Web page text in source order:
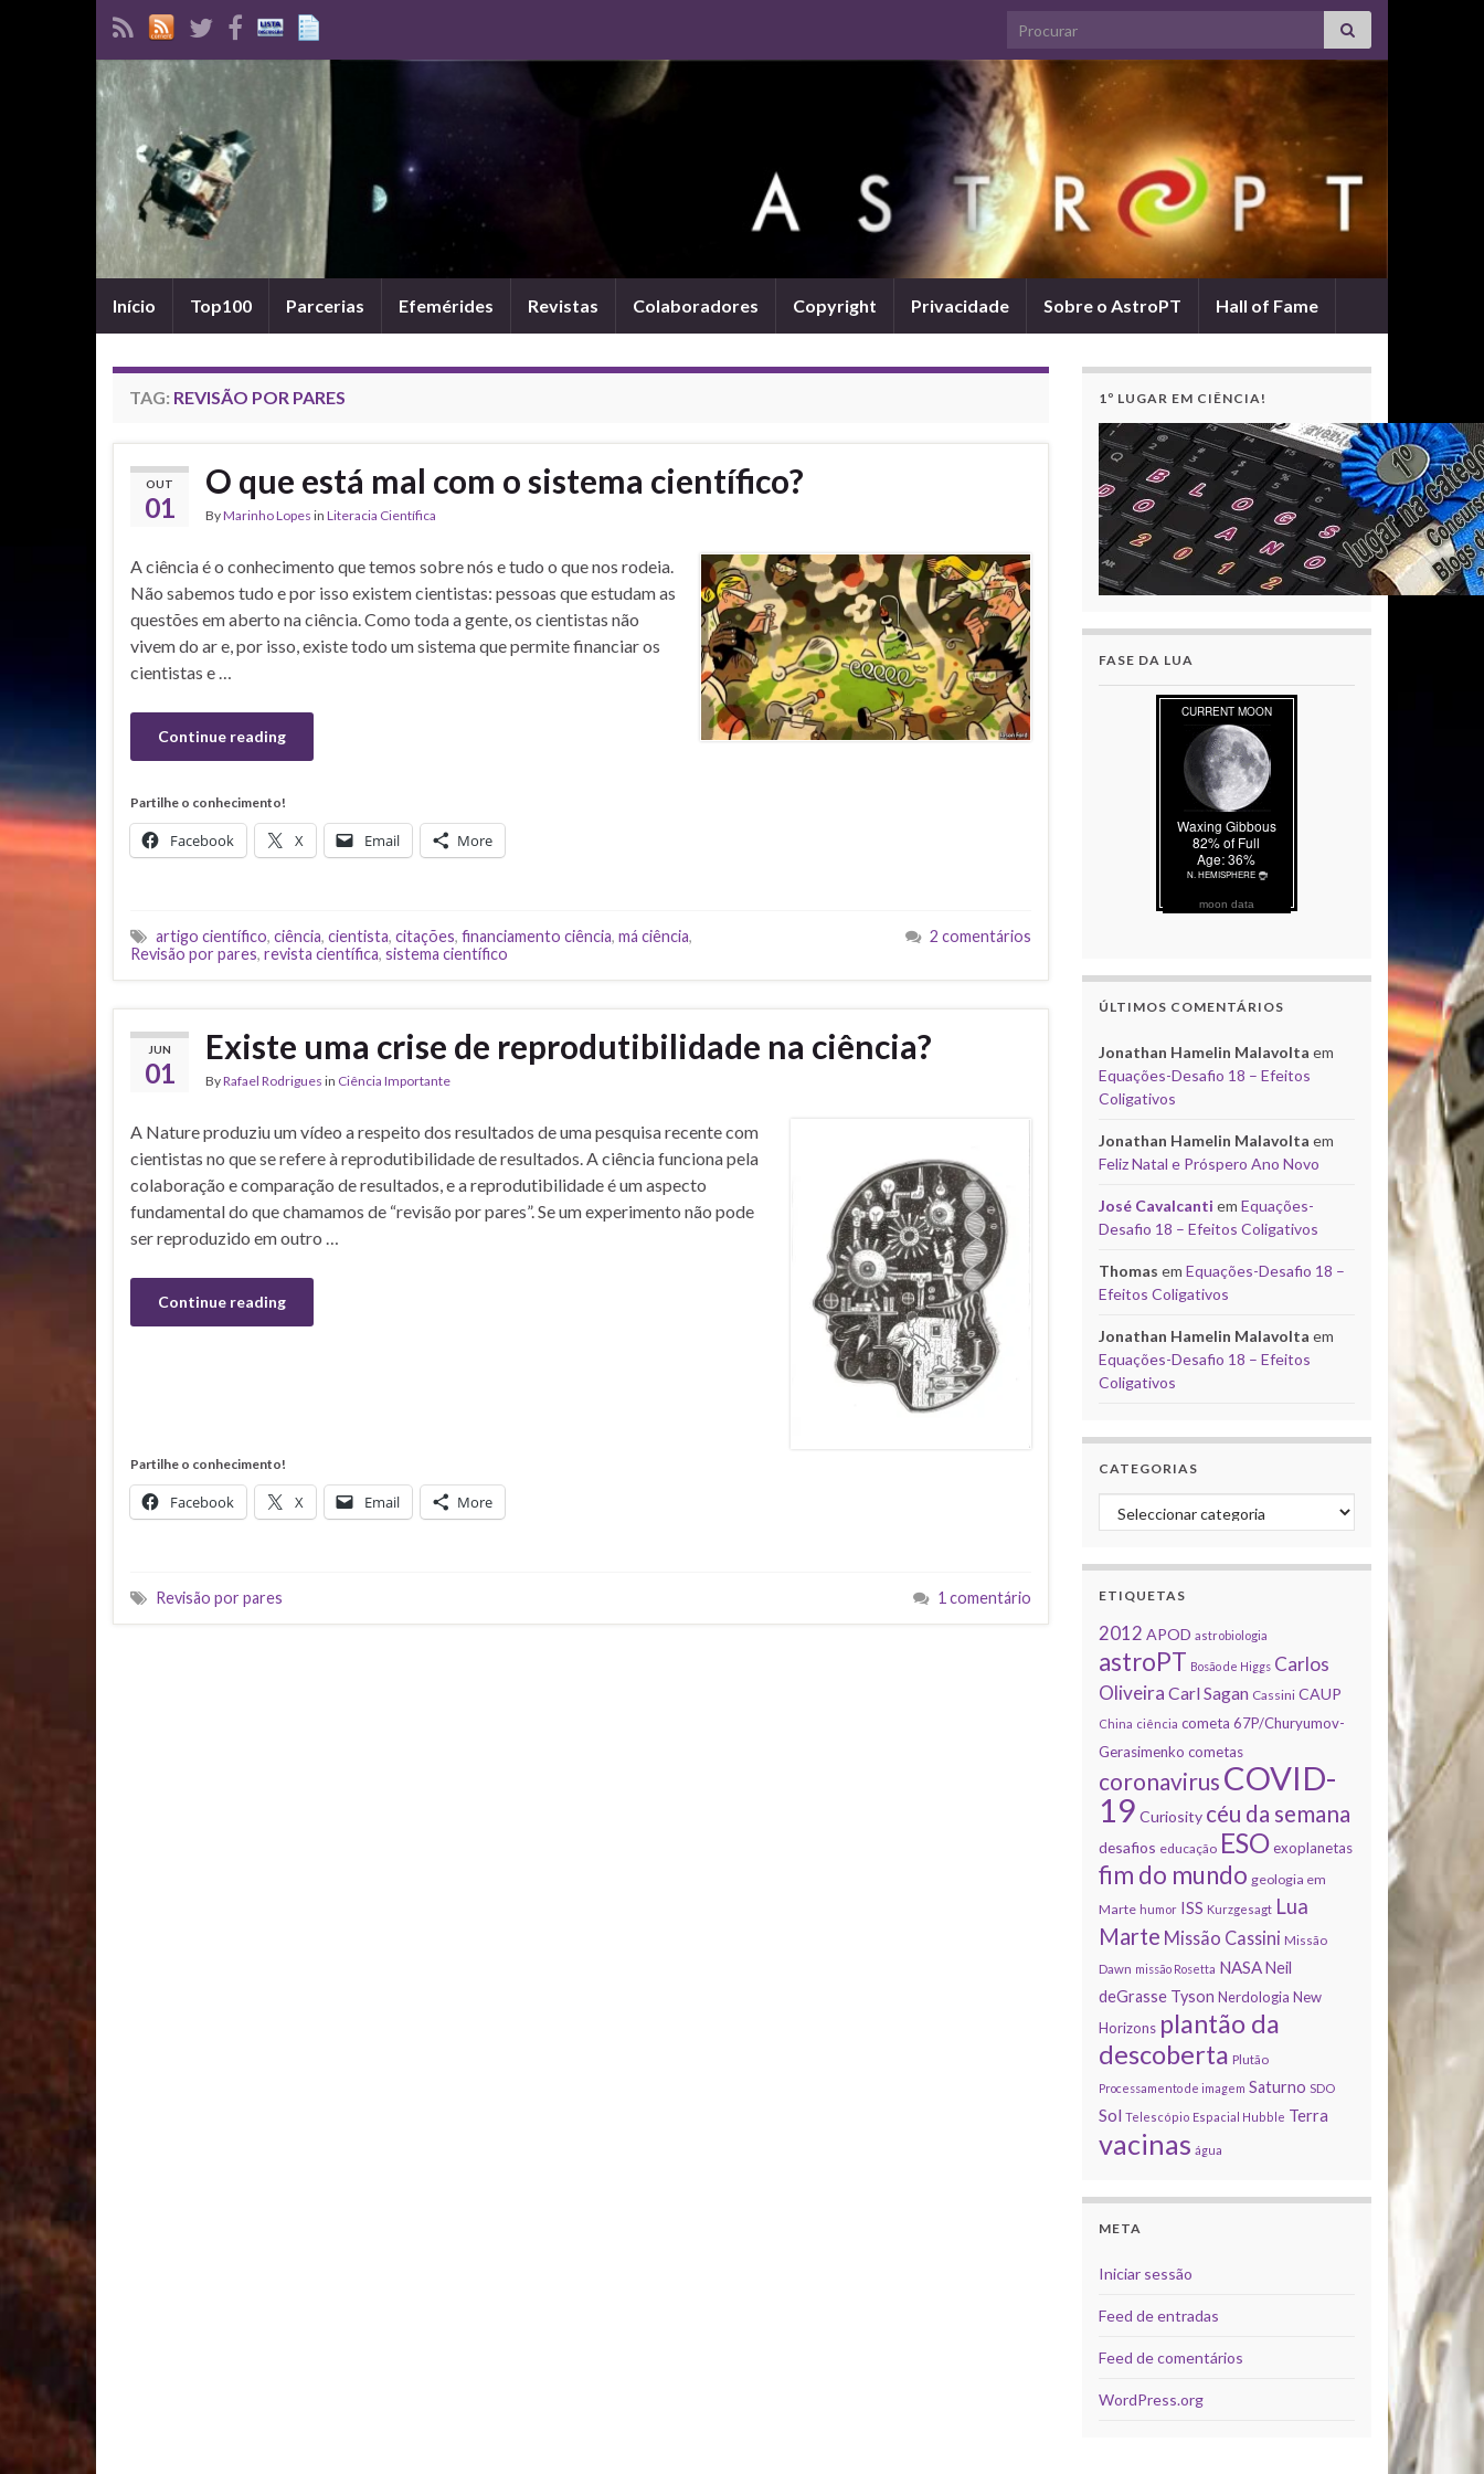
Search for:
Início Top100 Parcerias Efemérides Revistas Colaboradores Copyright Privacidade Sobre o AstroPT Hall of Fame
TAG: REVISÃO POR PARES
OUT
01
O que está mal com o sistema científico?
ByMarinho Lopes in Literacia Científica
A ciência é o conhecimento que temos sobre nós e tudo o que nos rodeia.
Não sabemos tudo e por isso existem cientistas: pessoas que estudam as
questões em aberto na ciência. Como toda a gente, os cientistas não
vivem do ar e, por isso, existe todo um sistema que permite financiar os
cientistas e …
Continue reading
Partilhe o conhecimento!
Facebook X Email More
artigo científico, ciência, cientista, citações, financiamento ciência, má ciência,
Revisão por pares, revista científica, sistema científico
2 comentários
JUN
01
Existe uma crise de reprodutibilidade na ciência?
ByRafael Rodrigues in Ciência Importante
A Nature produziu um vídeo a respeito dos resultados de uma pesquisa recente com
cientistas no que se refere à reprodutibilidade de resultados. A ciência funciona pela
colaboração e comparação de resultados, e a reprodutibilidade é um aspecto
fundamental do que chamamos de “revisão por pares”. Se um experimento não pode
ser reproduzido em outro …
Continue reading
Partilhe o conhecimento!
Facebook X Email More
Revisão por pares 1 comentário
1º LUGAR EM CIÊNCIA!
FASE DA LUA
moon data
ÚLTIMOS COMENTÁRIOS
Jonathan Hamelin Malavolta em
Equações-Desafio 18 – Efeitos
Coligativos
Jonathan Hamelin Malavolta em
Feliz Natal e Próspero Ano Novo
José Cavalcanti em Equações-
Desafio 18 – Efeitos Coligativos
Thomas em Equações-Desafio 18 –
Efeitos Coligativos
Jonathan Hamelin Malavolta em
Equações-Desafio 18 – Efeitos
Coligativos
CATEGORIAS
Categorias
ETIQUETAS
2012 APOD astrobiologia
astroPT Bosão de Higgs Carlos
Oliveira Carl Sagan Cassini CAUP
China ciência cometa 67P/Churyumov-
Gerasimenko cometas
coronavirus COVID-
19 Curiosity céu da semana
desafios educação ESO exoplanetas
fim do mundo geologia em
Marte humor ISS Kurzgesagt Lua
Marte Missão Cassini Missão
Dawn missão Rosetta NASA Neil
deGrasse Tyson Nerdologia New
Horizons plantão da
descoberta Plutão
Processamento de imagem Saturno SDO
Sol Telescópio Espacial Hubble Terra
vacinas água
META
Iniciar sessão
Feed de entradas
Feed de comentários
WordPress.org